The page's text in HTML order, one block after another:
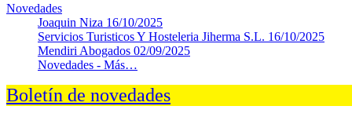
Novedades
Joaquin Niza 16/10/2025
Servicios Turisticos Y Hosteleria Jiherma S.L. 16/10/2025
Mendiri Abogados 02/09/2025
Novedades - Más…
Boletín de novedades